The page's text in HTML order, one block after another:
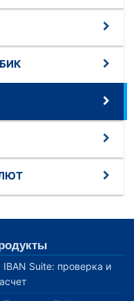
IBAN Suite: проверка и